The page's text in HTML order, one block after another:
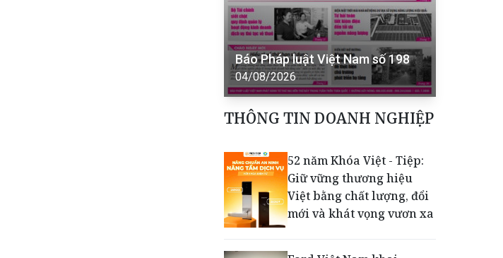
Báo Pháp luật Việt Nam số 198
04/08/2026
THÔNG TIN DOANH NGHIỆP
52 năm Khóa Việt - Tiệp:
Giữ vững thương hiệu
Việt bằng chất lượng, đổi
mới và khát vọng vươn xa